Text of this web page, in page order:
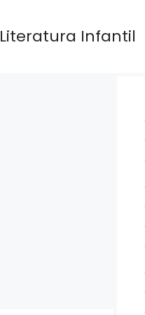
Literatura Infantil